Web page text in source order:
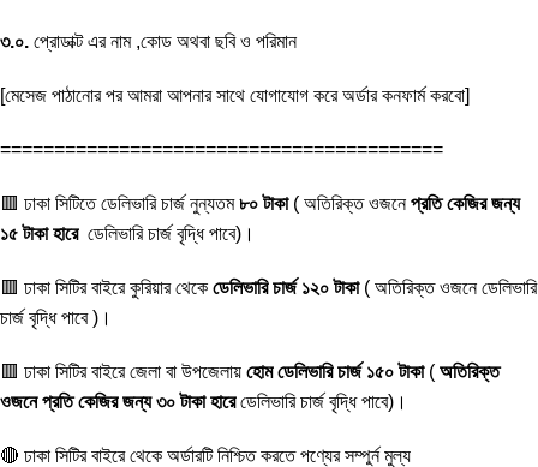
৩.০. প্রোডাক্ট এর নাম ,কোড অথবা ছবি ও পরিমান
[মেসেজ পাঠানোর পর আমরা আপনার সাথে যোগাযোগ করে অর্ডার কনফার্ম করবো]
=========================================
🟥 ঢাকা সিটিতে ডেলিভারি চার্জ নুন্যতম৮০ টাকা( অতিরিক্ত ওজনেপ্রতি কেজির জন্য
১৫ টাকা হারে ডেলিভারি চার্জ বৃদ্ধি পাবে)।
🟥 ঢাকা সিটির বাইরে কুরিয়ার থেকে ডেলিভারি চার্জ ১২০ টাকা( অতিরিক্ত ওজনে ডেলিভারি
চার্জ বৃদ্ধি পাবে )।
🟥 ঢাকা সিটির বাইরে জেলা বা উপজেলায় হোম ডেলিভারি চার্জ ১৫০ টাকা ( অতিরিক্ত
ওজনে প্রতি কেজির জন্য ৩০ টাকা হারেডেলিভারি চার্জ বৃদ্ধি পাবে)।
🔴 ঢাকা সিটির বাইরে থেকে অর্ডারটি নিশ্চিত করতে পণ্যের সম্পুর্ন মুল্য